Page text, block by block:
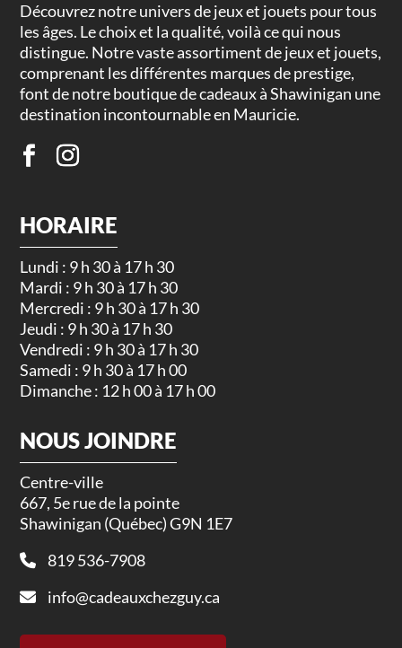
Découvrez notre univers de jeux et jouets pour tous
les âges. Le choix et la qualité, voilà ce qui nous
distingue. Notre vaste assortiment de jeux et jouets,
comprenant les différentes marques de prestige,
font de notre boutique de cadeaux à Shawinigan une
destination incontournable en Mauricie.
HORAIRE
Lundi : 9 h 30 à 17 h 30
Mardi : 9 h 30 à 17 h 30
Mercredi : 9 h 30 à 17 h 30
Jeudi : 9 h 30 à 17 h 30
Vendredi : 9 h 30 à 17 h 30
Samedi : 9 h 30 à 17 h 00
Dimanche : 12 h 00 à 17 h 00
NOUS JOINDRE
Centre-ville
667, 5e rue de la pointe
Shawinigan (Québec) G9N 1E7
819 536-7908
info@cadeauxchezguy.ca